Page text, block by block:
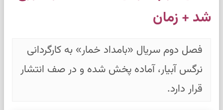
شد + زمان
فصل دوم سریال «بامداد خمار» به کارگردانی
نرگس آبیار، آماده پخش شده و در صف انتشار
قرار دارد.